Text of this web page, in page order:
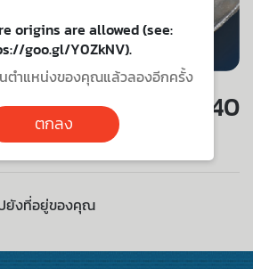
140
น
ปยังที่อยู่ของคุณ
origins are allowed (see:
goo.gl/Y0ZkNV).
ตำแหน่งของคุณแล้วลองอีกครั้ง
ตกลง